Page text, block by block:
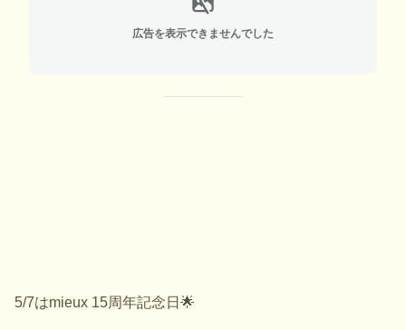
広告を表示できませんでした
5/7はmieux 15周年記念日🌟